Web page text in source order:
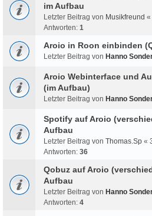
im Aufbau
Letzter Beitrag von Musikfreund «
Antworten: 1
Aroio in Roon einbinden
Letzter Beitrag von Hanno
Aroio Webinterface und
(im Aufbau)
Letzter Beitrag von Hanno
Spotify auf Aroio
Aufbau
Letzter Beitrag von Thomas.Sp «
Antworten: 36
Qobuz auf Aroio
Aufbau
Letzter Beitrag von Hanno
Antworten: 4